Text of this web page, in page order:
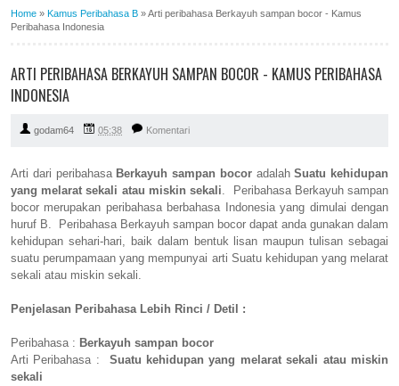
Home » Kamus Peribahasa B »Arti peribahasa Berkayuh sampan bocor - Kamus
Peribahasa Indonesia
ARTI PERIBAHASA BERKAYUH SAMPAN BOCOR - KAMUS PERIBAHASA
INDONESIA
godam64 05:38 Komentari
Arti dari peribahasa Berkayuh sampan bocoradalahSuatu kehidupan
yang melarat sekali atau miskin sekali. Peribahasa Berkayuh sampan
bocor merupakan peribahasa berbahasa Indonesia yang dimulai dengan
huruf B. Peribahasa Berkayuh sampan bocor dapat anda gunakan dalam
kehidupan sehari-hari, baik dalam bentuk lisan maupun tulisan sebagai
suatu perumpamaan yang mempunyai arti Suatu kehidupan yang melarat
sekali atau miskin sekali.
Penjelasan Peribahasa Lebih Rinci / Detil :
Peribahasa : Berkayuh sampan bocor
Arti Peribahasa : Suatu kehidupan yang melarat sekali atau miskin
sekali